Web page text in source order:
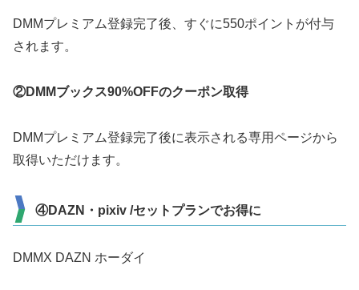
DMMプレミアム登録完了後、すぐに550ポイントが付与
されます。
②DMMブックス90%OFFのクーポン取得
DMMプレミアム登録完了後に表示される専用ページから
取得いただけます。
④DAZN・pixiv /セットプランでお得に
DMMX DAZN ホーダイ